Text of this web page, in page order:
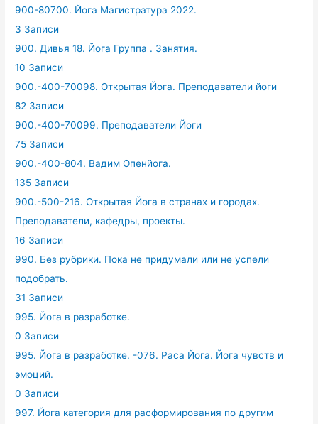
900-80700. Йога Магистратура 2022.
3 Записи
900. Дивья 18. Йога Группа . Занятия.
10 Записи
900.-400-70098. Открытая Йога. Преподаватели йоги
82 Записи
900.-400-70099. Преподаватели Йоги
75 Записи
900.-400-804. Вадим Опенйога.
135 Записи
900.-500-216. Открытая Йога в странах и городах.
Преподаватели, кафедры, проекты.
16 Записи
990. Без рубрики. Пока не придумали или не успели
подобрать.
31 Записи
995. Йога в разработке.
0 Записи
995. Йога в разработке. -076. Раса Йога. Йога чувств и
эмоций.
0 Записи
997. Йога категория для расформирования по другим